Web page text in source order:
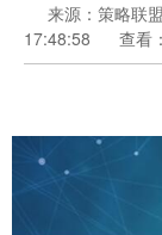
来源：策略联
17:48:58
查看